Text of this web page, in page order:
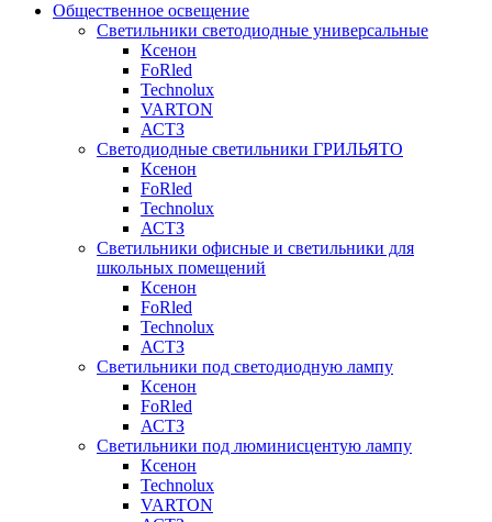
Общественное освещение
Светильники светодиодные универсальные
Ксенон
FoRled
Technolux
VARTON
АСТЗ
Светодиодные светильники ГРИЛЬЯТО
Ксенон
FoRled
Technolux
АСТЗ
Светильники офисные и светильники для
школьных помещений
Ксенон
FoRled
Technolux
АСТЗ
Светильники под светодиодную лампу
Ксенон
FoRled
АСТЗ
Светильники под люминисцентую лампу
Ксенон
Technolux
VARTON